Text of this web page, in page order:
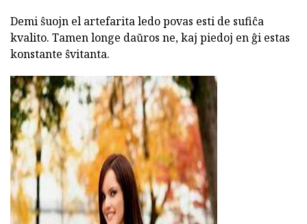
Demi ŝuojn el artefarita ledo povas esti de sufiĉa
kvalito. Tamen longe daŭros ne, kaj piedoj en ĝi estas
konstante ŝvitanta.